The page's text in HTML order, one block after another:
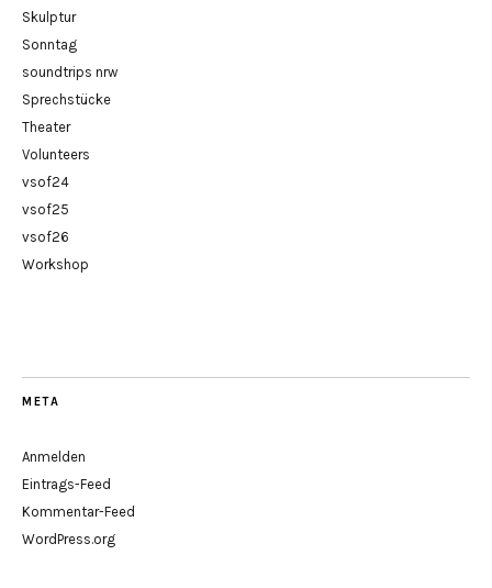
Skulptur
Sonntag
soundtrips nrw
Sprechstücke
Theater
Volunteers
vsof24
vsof25
vsof26
Workshop
META
Anmelden
Eintrags-Feed
Kommentar-Feed
WordPress.org